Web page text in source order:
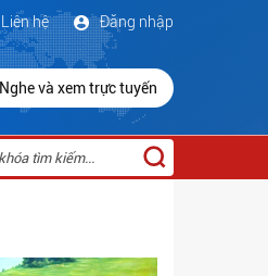
Đăng nhập
Liên hệ
Nghe và xem trực tuyến